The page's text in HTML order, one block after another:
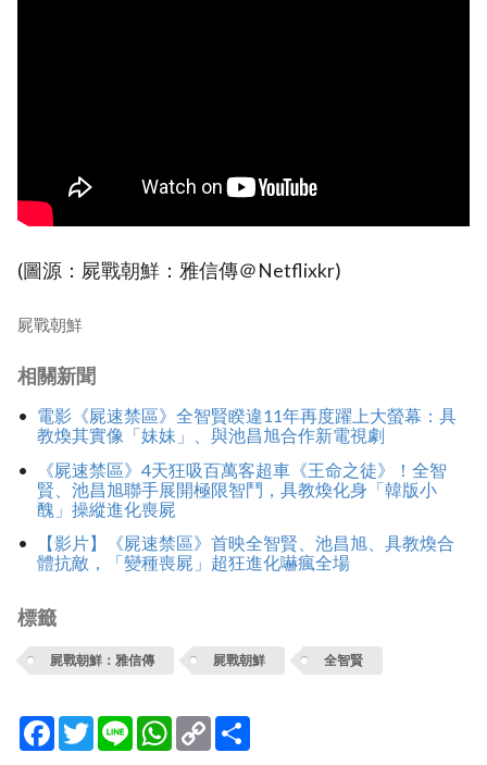
(圖源：屍戰朝鮮：雅信傳＠Netflixkr)
屍戰朝鮮
相關新聞
電影《屍速禁區》全智賢睽違11年再度躍上大螢幕：具
教煥其實像「妹妹」、與池昌旭合作新電視劇
《屍速禁區》4天狂吸百萬客超車《王命之徒》！全智
賢、池昌旭聯手展開極限智鬥，具教煥化身「韓版小
醜」操縱進化喪屍
【影片】《屍速禁區》首映全智賢、池昌旭、具教煥合
體抗敵，「變種喪屍」超狂進化嚇瘋全場
標籤
屍戰朝鮮：雅信傳 屍戰朝鮮 全智賢
Facebook
TwitterLine WhatsApp
Copy
Link